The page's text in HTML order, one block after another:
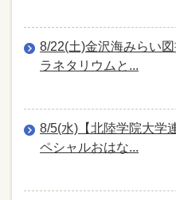
8/22(土)金沢海みらい
ラネタリウムと...
8/5(水)【北陸学院大学
ペシャルおはな...